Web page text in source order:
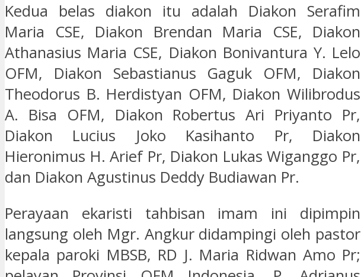
Kedua belas diakon itu adalah Diakon Serafim
Maria CSE, Diakon Brendan Maria CSE, Diakon
Athanasius Maria CSE, Diakon Bonivantura Y. Lelo
OFM, Diakon Sebastianus Gaguk OFM, Diakon
Theodorus B. Herdistyan OFM, Diakon Wilibrodus
A. Bisa OFM, Diakon Robertus Ari Priyanto Pr,
Diakon Lucius Joko Kasihanto Pr, Diakon
Hieronimus H. Arief Pr, Diakon Lukas Wiganggo Pr,
dan Diakon Agustinus Deddy Budiawan Pr.
Perayaan ekaristi tahbisan imam ini dipimpin
langsung oleh Mgr. Angkur didampingi oleh pastor
kepala paroki MBSB, RD J. Maria Ridwan Amo Pr;